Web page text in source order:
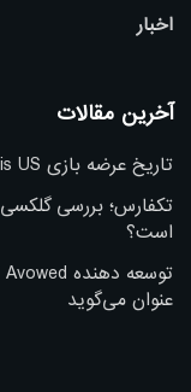
اخبار
آخرین مقالات
تاریخ عرضه بازی HELL is US فاش شد
است؟
عنوان می‌گوید